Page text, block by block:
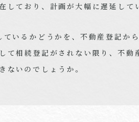
ており、計画が大幅に遅延して
いるかどうかを、不動産登記か
て相続登記がされない限り、不動
ないのでしょうか。